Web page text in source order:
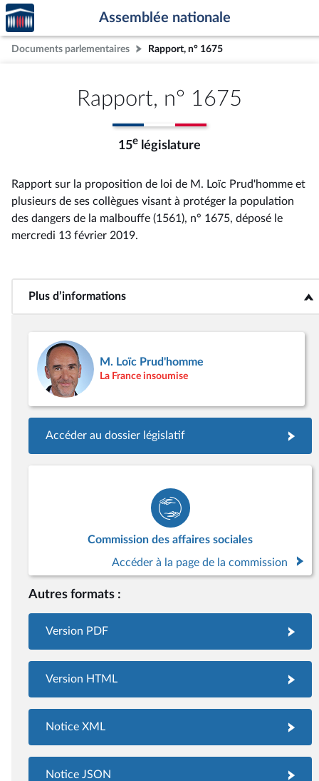
Aller au contenu
Aller en bas de la page
Accèder
à la
page
d'accueil
Assemblée nationale
Documents parlementaires Rapport, n° 1675
Rapport, n° 1675
15e législature
Rapport sur la proposition de loi de M. Loïc Prud'homme et
plusieurs de ses collègues visant à protéger la population
des dangers de la malbouffe (1561), n° 1675, déposé le
mercredi 13 février 2019.
Plus d’informations<b>Plus d’informations</b>
M. Loïc Prud'homme
La France insoumise
Accéder au dossier législatif
Commission des affaires sociales
Accéder à la page de la commission
Autres formats :
Version PDF
Version HTML
Notice XML
Notice JSON